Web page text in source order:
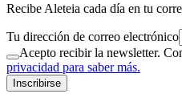
Recibe Aleteia cada día en tu
Tu dirección de correo electrónico
Acepto recibir la newsletter.
privacidad para saber más.
Inscribirse